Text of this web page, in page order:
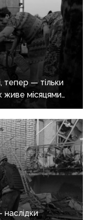
тепер — тільки
живе місяцями
наслідки